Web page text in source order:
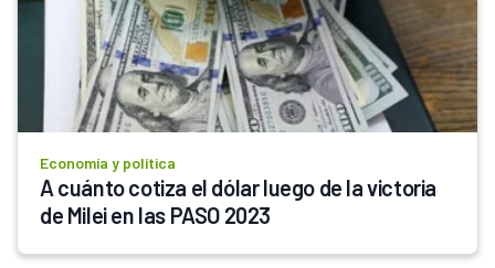
Economía y política
A cuánto cotiza el dólar luego de la victoria
de Milei en las PASO 2023